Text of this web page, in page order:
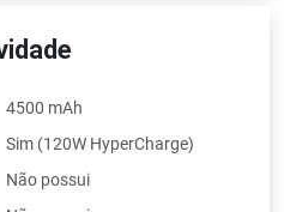
4500 mAh
Sim (120W HyperCharge)
Não possui